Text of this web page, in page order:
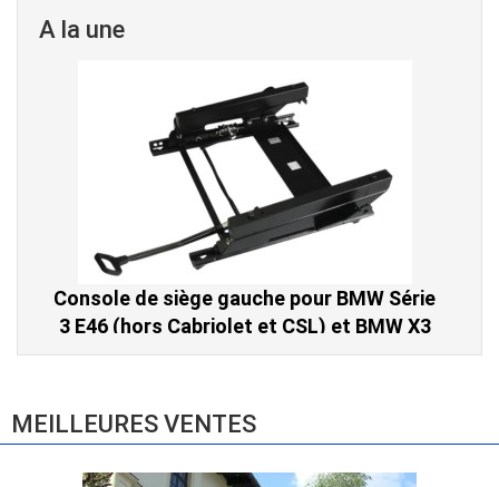
A la une
Console de siège gauche pour BMW Série
3 E46 (hors Cabriolet et CSL) et BMW X3
E83 (2004-2010)
MEILLEURES VENTES